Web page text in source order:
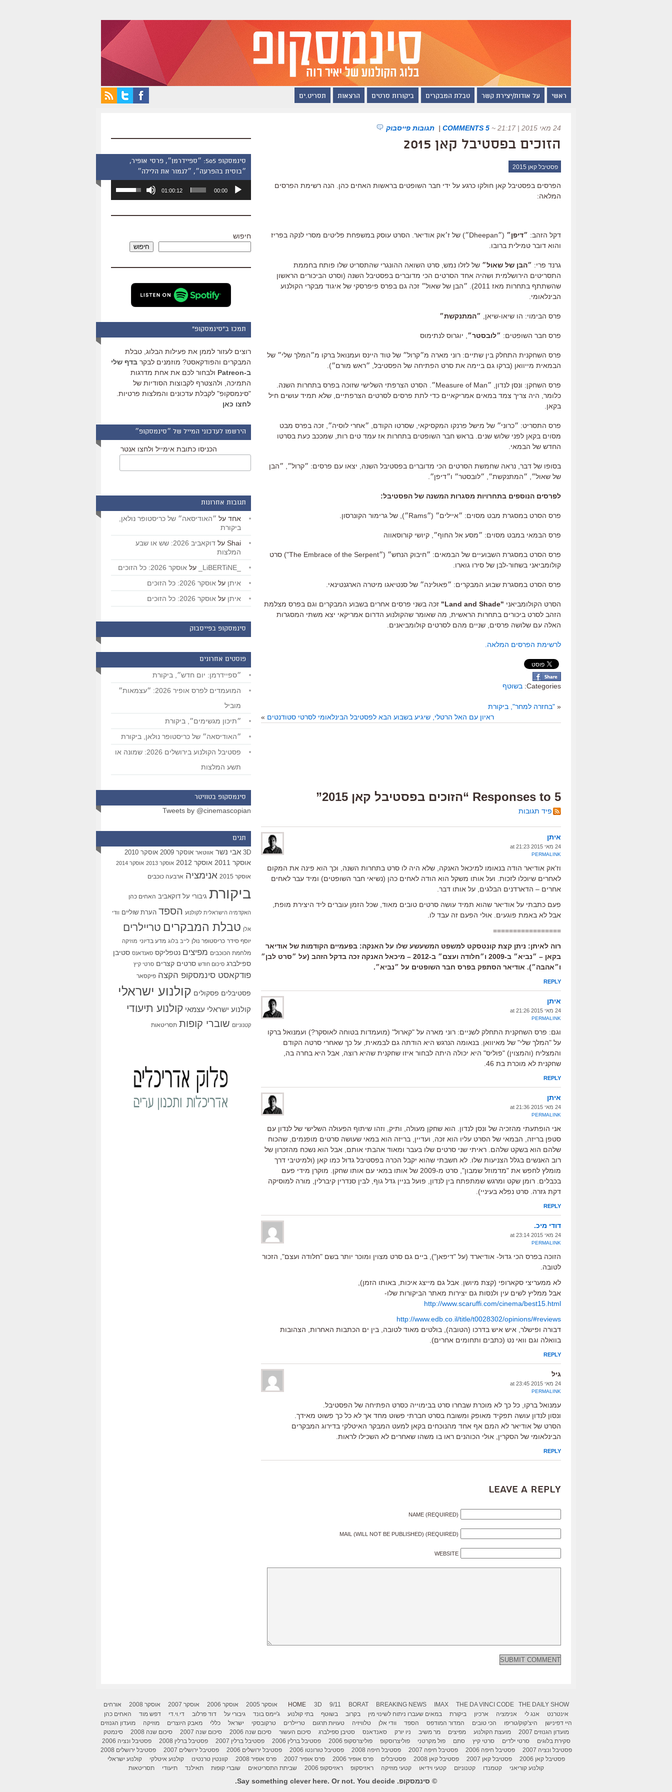
ראשי על אודות/יצירת קשר טבלת המבקרים ביקורות סרטים הרצאות תסריט.ים
24 מאי 2015 | 21:17 ~
5 COMMENTS
| תגובות פייסבוק
הזוכים בפסטיבל קאן 2015
פסטיבל קאן 2015
הפרסים בפסטיבל קאן חולקו כרגע על ידי חבר השופטים בראשות האחים כהן. הנה רשימת הפרסים
המלאה:
דקל הזהב: ״דיפן״
(״Dheepan״) של ז׳אק אודיאר. הסרט עוסק במשפחת פליטים מסרי לנקה בפריז
והוא דובר טמילית ברובו.
גרנד פרי: ״הבן של שאול״ של לזלו נמש, סרט השואה ההונגרי שהתסריט שלו פותח בחממת
התסריטים הירושלמית ושהיה אחד הסרטים הכי מדוברים בפסטיבל השנה (וסרט הביכורים הראשון
שהשתתף בתחרות מאז 2011). ״הבן של שאול״ זכה גם בפרס פיפרסקי של איגוד מבקרי הקולנוע
הבינלאומי.
פרס הבימוי: הו שיאו-שיאן, ״המתנקשת״
פרס חבר השופטים: ״לובסטר״ , יוגרוס לנתימוס
פרס השחקנית התחלק בין שתיים: רוני מארה מ״קרול״ של טוד היינס ועמנואל ברקו מ״המלך שלי״ של
הבמאית מייוואן (ברקו גם ביימה את סרט הפתיחה של הפסטיבל, ״ראש מורם״).
פרס השחקן: ונסן לנדון, ״Measure of Man״. הסרט הצרפתי השלישי שזוכה בפרס בתחרות השנה.
כלומר, היה צריך צמד במאים אמריקאיים כדי לתת פרסים לסרטים הצרפתיים, שלא תמיד עושים חיל
בקאן.
פרס התסריט: ״כרוני״ של מישל פרנקו המקסיקאי, שסרטו הקודם, ״אחרי לוסיה״, זכה בפרס מבט
מסוים בקאן לפני שלוש שנים. בראש חבר השופטים בתחרות אז עמד טים רות, שמככב כעת בסרטו
החדש של הבמאי.
בסופו של דבר, נראה שחמשת הסרטים הכי מדוברים בפסטיבל השנה, יצאו עם פרסים: ״קרול״, ״הבן
של שאול״, ״המתנקשת״, ״לובסטר״ ו״דיפן״.
לפרסים הנוספים בתחרויות מסגרות המשנה של הפסטיבל:
פרס הסרט במסגרת מבט מסוים: ״איילים״ (״Rams״), של גרימור הקונרסון.
פרס הבמאי במבט מסוים: ״מסע אל החוף״, קיושי קורוסאווה
פרס הסרט במסגרת השבועיים של הבמאים: ״חיבוק הנחש״ (״The Embrace of the Serpent") סרט
קולומביאני בשחור-לבן של סירו גוארו.
פרס הסרט במסגרת שבוע המבקרים: ״פאולינה״ של סנטיאגו מיטרה הארגנטינאי.
הסרט הקולומביאני "Land and Shade"
זכה בשני פרסים אחרים בשבוע המבקרים וגם בפרס מצלמת
הזהב לסרט ביכורים בתחרות הראשית, מה שאומר שהקולנוע הדרום אמריקאי יצא משתי המסגרות
האלה עם שלושה פרסים, שניים מהם לסרטים קולומביאנים.
לרשימת הפרסים המלאה.
Categories: בשוטף
« "בחזרה למחר", ביקורת
ראיון עם האל הרטלי, שיגיע בשבוע הבא לפסטיבל הבינלאומי לסרטי סטודנטים »
5 Responses to “הזוכים בפסטיבל קאן 2015”
פיד תגובות
איתן
24 מאי 2015 at 21:23
PERMALINK
וז'אק אודיאר הודה בנאומו למיכאל האנקה, שלא היה לו סרט בתחרות השנה, וכך הוא פינה את המקום
לאחרים שיוכלו לזכות. ועל אותו משקל הוא הודה לאחים כהן (נשיאי חבר השופטים) ומיד עבר לאחים
אחרים – הדארדנים הבלגים, על אותו דבר.
פעם כתבתי על אודיאר שהוא תמיד עושה סרטים טובים מאוד, שכל הזמן עוברים ליד היצירת מופת,
אבל לא באמת פוגעים. אולי הפעם זה עבד לו.
=================
רוה לאיתן: ניתן קצת קונטסקט למשפט המשעשע שלו על האנקה: בפעמיים הקודמות של אודיאר
בקאן – ״נביא״ ב-2009 ו״חלודה ועצם״ ב-2012 – מיכאל האנקה זכה בדקל הזהב (על ״סרט לבן״
ו״אהבה״). אודיאר הסתפק בפרס חבר השופטים על ״נביא״.
REPLY
איתן
24 מאי 2015 at 21:26
PERMALINK
וגם: פרס השחקנית התחלק לשניים: רוני מארה על "קארול" (מועמדות בטוחה לאוסקר?) ועמנואל ברקו
על "המלך שלי" של מאיוואן. בנאומה הנרגש היא הודתה גם לבמאית, על כך שאחרי סרטה הקודם
והמצליח (והמצוין) "פוליס" היא יכולה היתה לבחור איזו שחקנית שהיא רוצה, אבל היא בחרה בה,
שחקנית לא מוכרת בת 46.
REPLY
איתן
24 מאי 2015 at 21:36
PERMALINK
אני הופתעתי מהזכיה של ונסן לנדון. הוא שחקן מעולה, ותיק, וזהו שיתוף הפעולה השלישי של לנדון עם
סטפן בריזה, הבמאי של הסרט עליו הוא זכה, ועדיין, בריזה הוא במאי שעושה סרטים מופנמים, שהכוח
שלהם הוא בשקט שלהם. ראיתי שני סרטים שלו בעבר ומאוד אהבתי אותם, אבל הוא נשכח מהזכרון של
רוב האנשים בגלל הצניעות שלו. לא חשבתי שהוא יקבל הכרה בפסטיבל גדול כמו קאן (ולמיטיבי דרך
מומלץ לחפש את "מדמוזל שמבון", סרט מ-2009 של אותו במאי עם אותו שחקן. מוקרן מידי פעם
בכבלים. רומן שקט ומרגש שמתפתח בין לנדון, פועל בניין גדל גוף, לבין סנדרין קיברלין, מורה למוסיקה
דקת גזרה. סרט נפלא בעיניי).
REPLY
דודי מיכ.
24 מאי 2015 at 23:14
PERMALINK
הזוכה בפרס הכי גדול- אודיארד (על "דיפאן"), ביים גם סרט מצוין ומוכר יותר בשם "חלודה ועצם", הזכור
לטובה.
לא ממעריצי סקארופי (קצת מיושן. אבל גם מייצג איכות, באותו הזמן),
אבל ממליץ לשים עין ולנסות גם יצירות מאתר הביקורות שלו-
http://www.scaruffi.com/cinema/best15.html
http://www.edb.co.il/title/t0028302/opinions/#reviews
דבורה ופישלר, איש איש בדרכו (הטובה), בולטים מאוד לטובה, בין ים הכתבות האחרות, הצהובות
בוואלה וגם וואי נט (כתבים ותחומים אחרים).
REPLY
גיל
24 מאי 2015 at 23:45
PERMALINK
עמנואל ברקו, כל כך לא מוכרת שבחרו סרט בבימוייה כסרט הפתיחה של הפסטיבל.
ונסון לנדון עושה תפקיד מאופק ומשובח בסרט חברתי פשוט מחד אך לא כל כך פשוט מאידך.
הסרט של אודיאר לא המם אף אחד מהנוכחים בקאן למעט המבקר האיטלקי בדירוג המבקרים
הבינלאומי של הסקרין, אולי הכוהנים ראו בו משהו שאחרים לא השכילו לראות.
REPLY
Leave a Reply
NAME (REQUIRED)
MAIL (WILL NOT BE PUBLISHED) (REQUIRED)
WEBSITE
סינמסקופ 505: ״ספיידרמן״, פרסי אופיר,
״בוסית בהפרעה״, ״לגמור את הלילה״
אודיו
00:00
01:00:12
השתמש
כדי
שמע.
חיפוש
חיפוש
תמכו ב"סינמסקופ"
רוצים לעזור לממן את פעילות הבלוג, טבלת
המבקרים והפודקאסט? מוזמנים לבקר בדף שלי
ב-Patreon
ולבחור לכם את אחת מדרגות
התמיכה, ולהצטרף לקבוצות הסודיות של
"סינמסקופ" לקבלת עדכונים והמלצות פרטיות.
לחצו כאן
הירשמו לעדכוני המייל של ״סינמסקופ״
הכניסו כתובת אימייל ולחצו אנטר
תגובות אחרונות
אחד על ״האודיסאה״ של כריסטופר נולאן,
ביקורת
Shai על
דוקאביב 2026: שש או שבע
המלצות
על אוסקר 2026: כל הזוכים
איתן על אוסקר 2026: כל הזוכים
איתן על אוסקר 2026: כל הזוכים
סינמסקופ בפייסבוק
פוסטים אחרונים
״ספיידרמן: יום חדש״, ביקורת
המועמדים לפרס אופיר 2026: ״עצמאות״
מוביל
״תיכון מגשימים״, ביקורת
״האודיסאה״ של כריסטופר נולאן, ביקורת
פסטיבל הקולנוע בירושלים 2026: שמונה או
תשע המלצות
סינמסקופ בטוויטר
Tweets by @cinemascopian
תגים
3D אבי נשר אווטאר אוסקר 2009 אוסקר 2010
אוסקר 2011 אוסקר 2012 אוסקר 2013 אוסקר 2014
אוסקר 2015 אנימציה ארבעה כוכבים
ביקורת גיבורי על דוקאביב האחים כהן
האקדמיה הישראלית לקולנוע הספד הערת שוליים וודי
אלן טבלת המבקרים טריילרים
יוסף סידר כריסטופר נולן לייב בלוג מדע בדיוני מוזיקה
מלחמת הכוכבים מפיצים נטפליקס סאנדאנס סטיבן
ספילברג סיכום חודש סרטים קצרים סרטי קיץ
פודקאסט סינמסקופ הקצה פיקסאר
פסטיבלים פסקולים קולנוע ישראלי
קולנוע ישראלי עצמאי קולנוע תיעודי
קטנוניזם שוברי קופות תסריטאות
HOME 3D 9/11 BORAT BREAKING NEWS IMAX THE DA VINCI CODE THE DAILY SHOW אוסקר 2005 אוסקר 2006 אוסקר 2007 אוסקר 2008
אורחים
אינטרנט
אנג לי אנימציה ארכיון ביקורת במאים שעברו ניתוח לשינוי מין בקרוב בשוטף בתי קולנוע ג'יימס בונד גיבורי על דוד פרלוב די.וי.די דפש מוד
האחים כהן
היי דפינישן
היצ'קוק/טריפו הכי טובים המדור המודפס הספד וודי אלן טלוויזיה טעויות תרגום טריילרים טרקובסקי ישראל כללי מאבק היוצרים מוזיקה
מועדון הגנוזים
מועדון הגנוזים 2007
מועצת הקולנוע מפיצים מר משיב ניו יורק סאנדאנס סטיבן ספילברג סיכום העשור סיכום שנה 2006 סיכום שנה 2007 סיכום שנה 2008
סינמטק
סקירת בלוגים
סרטי ילדים סרטי קיץ סתם פול מקרטני פוליצרוסקופ פוליצרסקופ 2006 פסטיבל ברלין 2006 פסטיבל ברלין 2007 פסטיבל ברלין 2008
פסטיבל ונציה 2006
פסטיבל ונציה 2007
פסטיבל חיפה 2006 פסטיבל חיפה 2007 פסטיבל חיפה 2008 פסטיבל טורונטו 2006 פסטיבל ירושלים 2006 פסטיבל ירושלים 2007
פסטיבל ירושלים 2008
פסטיבל קאן 2006
פסטיבל קאן 2007 פסטיבל קאן 2008 פסטיבלים פרס אופיר 2006 פרס אופיר 2007 פרס אופיר 2008 קוונטין טרנטינו קולנוע איטלקי
קולנוע ישראלי
קולנוע קוריאני
קטמנדו קטנוניזם קטעי וידיאו קטעי מוזיקה ראזיסקופ ראזיסקופ 2006 שביתת התסריטאים שוברי קופות תאילנד תיעודי תסריטאות
© סינמסקופ. Say something clever here. Or not. You decide.